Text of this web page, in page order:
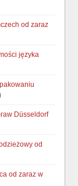
od zaraz
języka
Düsseldorf
od
od zaraz w